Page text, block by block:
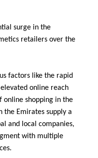
surge in the
retailers over the
factors like the rapid
online reach
online shopping in the
the Emirates supply a
and local companies,
with multiple